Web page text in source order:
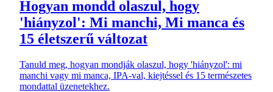
Hogyan mondd olaszul, hogy
'hiányzol': Mi manchi, Mi manca és
15 életszerű változat
Tanuld meg, hogyan mondják olaszul, hogy 'hiányzol': mi
manchi vagy mi manca, IPA-val, kiejtéssel és 15 természetes
mondattal üzenetekhez.